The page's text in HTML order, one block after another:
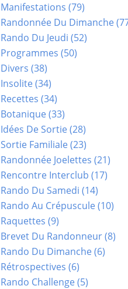
Manifestations (79)
Randonnée Du Dimanche
Rando Du Jeudi (52)
Programmes (50)
Divers (38)
Insolite(34)
Recettes (34)
Botanique(33)
Idées De Sortie(28)
Sortie Familiale(23)
Randonnée Joelettes (21)
Rencontre Interclub (17)
Rando Du Samedi (14)
Rando Au Crépuscule(10)
Raquettes (9)
Brevet Du Randonneur(8)
Rando Du Dimanche(6)
Rétrospectives (6)
Rando Challenge(5)